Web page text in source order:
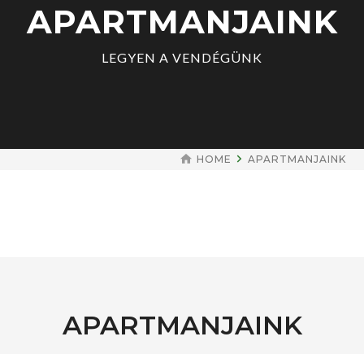
APARTMANJAINK
LEGYEN A VENDÉGÜNK
HOME APARTMANJAINK
APARTMANJAINK